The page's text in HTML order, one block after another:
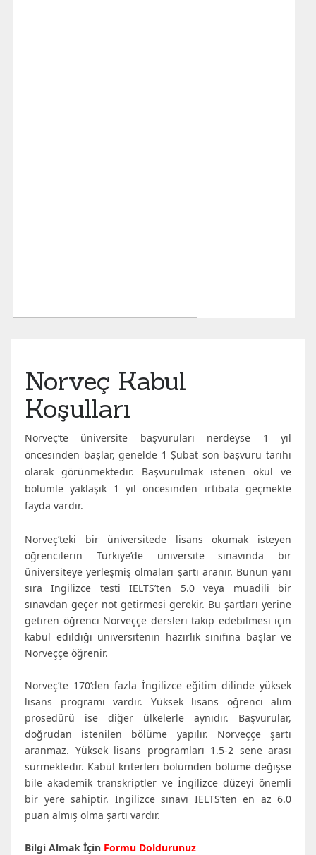
Norveç Kabul
Koşulları
Norveç’te üniversite başvuruları nerdeyse 1 yıl
öncesinden başlar, genelde 1 Şubat son başvuru tarihi
olarak görünmektedir. Başvurulmak istenen okul ve
bölümle yaklaşık 1 yıl öncesinden irtibata geçmekte
fayda vardır.
Norveç’teki bir üniversitede lisans okumak isteyen
öğrencilerin Türkiye’de üniversite sınavında bir
üniversiteye yerleşmiş olmaları şartı aranır. Bunun yanı
sıra İngilizce testi IELTS’ten 5.0 veya muadili bir
sınavdan geçer not getirmesi gerekir. Bu şartları yerine
getiren öğrenci Norveççe dersleri takip edebilmesi için
kabul edildiği üniversitenin hazırlık sınıfına başlar ve
Norveççe öğrenir.
Norveç’te 170’den fazla İngilizce eğitim dilinde yüksek
lisans programı vardır. Yüksek lisans öğrenci alım
prosedürü ise diğer ülkelerle aynıdır. Başvurular,
doğrudan istenilen bölüme yapılır. Norveççe şartı
aranmaz. Yüksek lisans programları 1.5-2 sene arası
sürmektedir. Kabül kriterleri bölümden bölüme değişse
bile akademik transkriptler ve İngilizce düzeyi önemli
bir yere sahiptir. İngilizce sınavı IELTS’ten en az 6.0
puan almış olma şartı vardır.
Bilgi Almak İçin Formu Doldurunuz